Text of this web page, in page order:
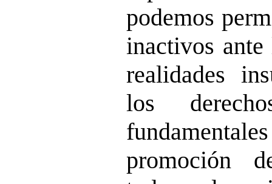
podemos
inactivos
realidades
los
promoción